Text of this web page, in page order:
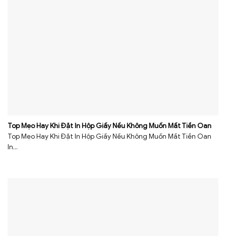
Top Mẹo Hay Khi Đặt In Hộp Giấy Nếu Không Muốn Mất Tiền Oan
Top Mẹo Hay Khi Đặt In Hộp Giấy Nếu Không Muốn Mất Tiền Oan
In...